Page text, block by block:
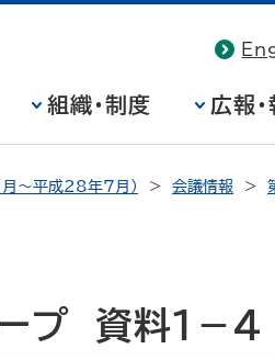
組織・制度 広報
～平成28年7月） 会議情報
プ 資料１－４